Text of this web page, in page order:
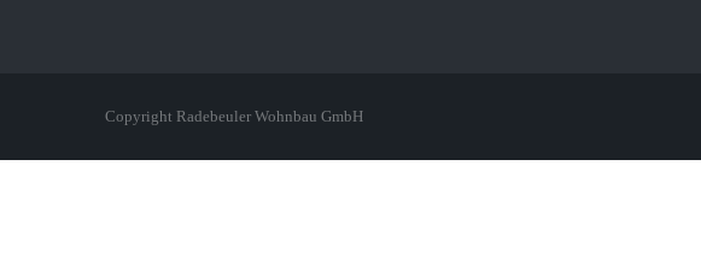
Copyright Radebeuler Wohnbau GmbH